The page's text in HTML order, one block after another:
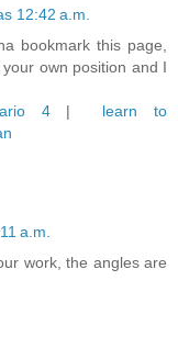
12:42 a.m.
bookmark this page,
own position and I
4| learn to
a.m.
work, the angles are